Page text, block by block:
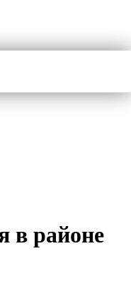
в районе